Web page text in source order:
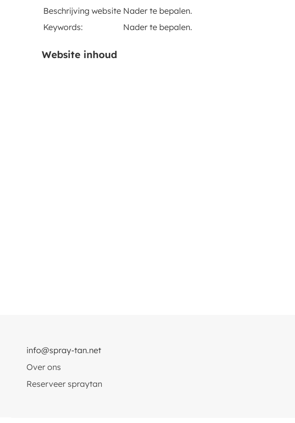
Beschrijving website Nader te bepalen.
Keywords:
Nader te bepalen.
Website inhoud
info@spray-tan.net
Over ons
Reserveer spraytan